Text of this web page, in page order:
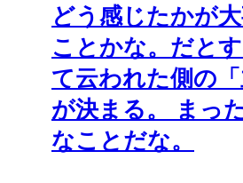
どう感じたかが
ことかな。だと
て云われた側の
が決まる。 まっ
なことだな。